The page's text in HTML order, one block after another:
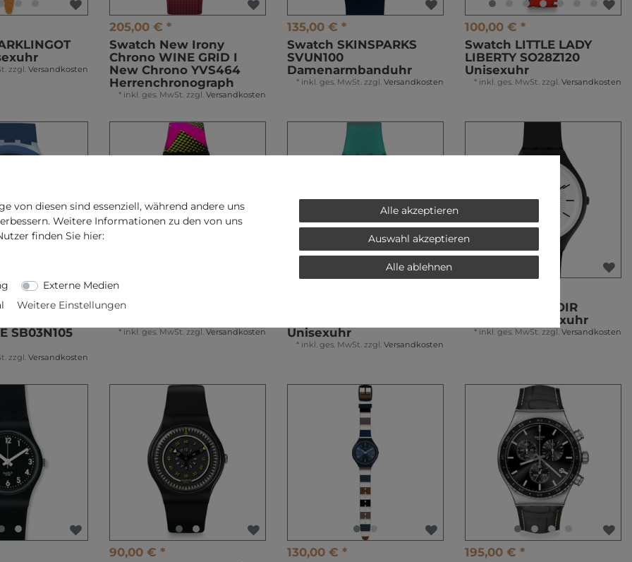
zzgl. Versandkosten
205,00 € *
Swatch New Irony
Chrono WINE GRID I
New Chrono YVS464
Herrenchronograph
* inkl. ges. MwSt. zzgl. Versandkosten
135,00 € *
Swatch SKINSPARKS
SVUN100
Damenarmbanduhr
* inkl. ges. MwSt. zzgl. Versandkosten
100,00 € *
Swatch LITTLE LADY
LIBERTY SO28Z120
Unisexuhr
* inkl. ges. MwSt. zzgl. Versandkosten
Bold
SB03N105
zzgl. Versandkosten
110,00 € *
Swatch DISTORT MODE
* inkl. ges. MwSt. zzgl. Versandkosten
Unisexuhr
* inkl. ges. MwSt. zzgl. Versandkosten
Swatch SKINNOIR
SVUB100 Unisexuhr
* inkl. ges. MwSt. zzgl. Versandkosten
90,00 € *
130,00 € *
195,00 € *
von diesen sind essenziell, während andere uns
Weitere Informationen zu den von uns
finden Sie hier:
Externe Medien
Weitere Einstellungen
Alle akzeptieren
Auswahl akzeptieren
Alle ablehnen